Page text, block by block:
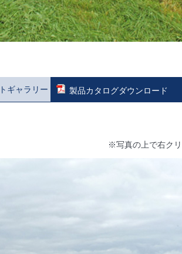
ギャラリー 製品カタログダウンロード
※写真の上で右ク